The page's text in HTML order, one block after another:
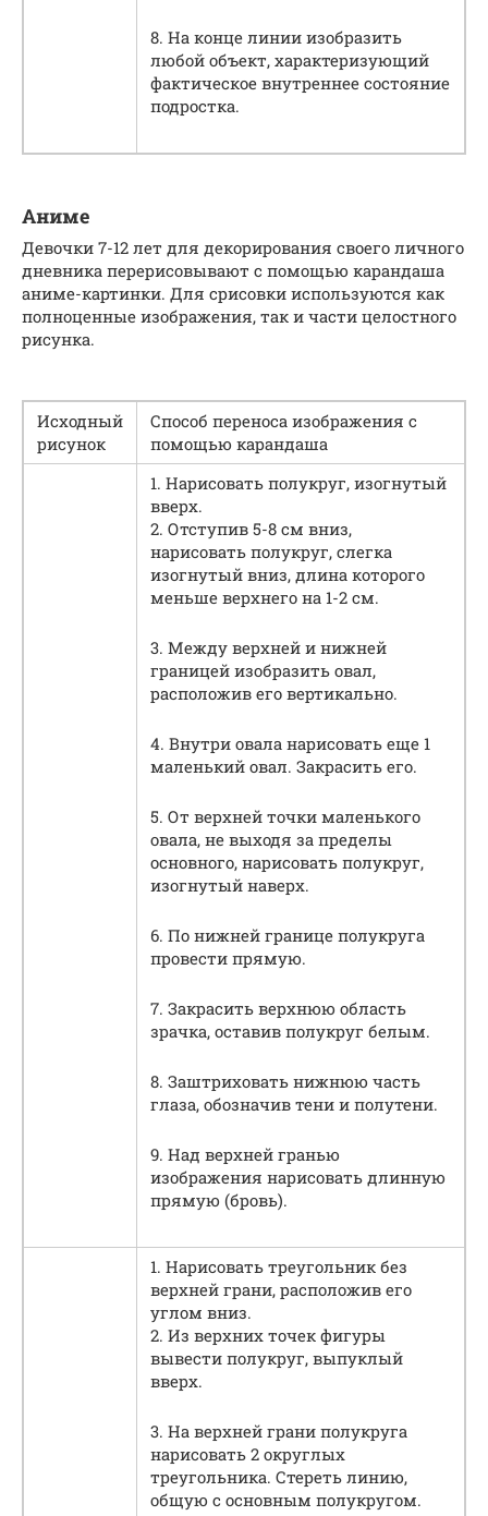
8. На конце линии изобразить
любой объект, характеризующий
фактическое внутреннее состояние
подростка.
Аниме
Девочки 7-12 лет для декорирования своего личного
дневника перерисовывают с помощью карандаша
аниме-картинки. Для срисовки используются как
полноценные изображения, так и части целостного
рисунка.
Исходный
рисунок
Способ переноса изображения с
помощью карандаша
1. Нарисовать полукруг, изогнутый
вверх.
2. Отступив 5-8 см вниз,
нарисовать полукруг, слегка
изогнутый вниз, длина которого
меньше верхнего на 1-2 см.
3. Между верхней и нижней
границей изобразить овал,
расположив его вертикально.
4. Внутри овала нарисовать еще 1
маленький овал. Закрасить его.
5. От верхней точки маленького
овала, не выходя за пределы
основного, нарисовать полукруг,
изогнутый наверх.
6. По нижней границе полукруга
провести прямую.
7. Закрасить верхнюю область
зрачка, оставив полукруг белым.
8. Заштриховать нижнюю часть
глаза, обозначив тени и полутени.
9. Над верхней гранью
изображения нарисовать длинную
прямую (бровь).
1. Нарисовать треугольник без
верхней грани, расположив его
углом вниз.
2. Из верхних точек фигуры
вывести полукруг, выпуклый
вверх.
3. На верхней грани полукруга
нарисовать 2 округлых
треугольника. Стереть линию,
общую с основным полукругом.